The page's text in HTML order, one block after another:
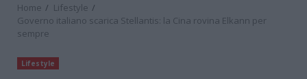
Home
Lifestyle
Governo italiano scarica Stellantis: la Cina rovina Elkann per
sempre
Lifestyle